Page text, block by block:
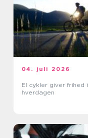
04. juli 2026
El cykler giver frihed i
hverdagen